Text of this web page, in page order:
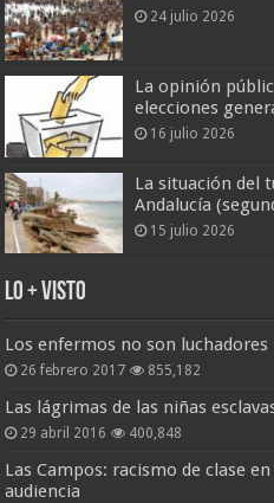
24 julio 2026
La opinión
elecciones
16 julio 2026
La situación del
Andalucía
15 julio 2026
Lo + Visto
Los enfermos no son luchadores
26 febrero 2017 855,182
Las lágrimas de las niñas
29 abril 2016 400,848
Las Campos: racismo de clase
audiencia